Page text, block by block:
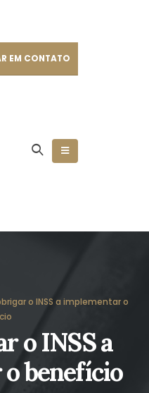
EM CONTATO
o INSS a implementar o
o INSS a
benefício